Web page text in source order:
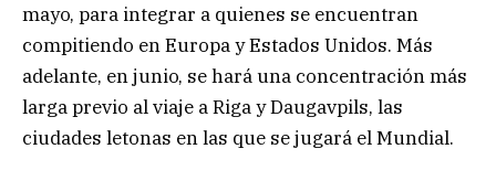
mayo, para integrar a quienes se encuentran
compitiendo en Europa y Estados Unidos. Más
adelante, en junio, se hará una concentración más
larga previo al viaje a Riga y Daugavpils, las
ciudades letonas en las que se jugará el Mundial.